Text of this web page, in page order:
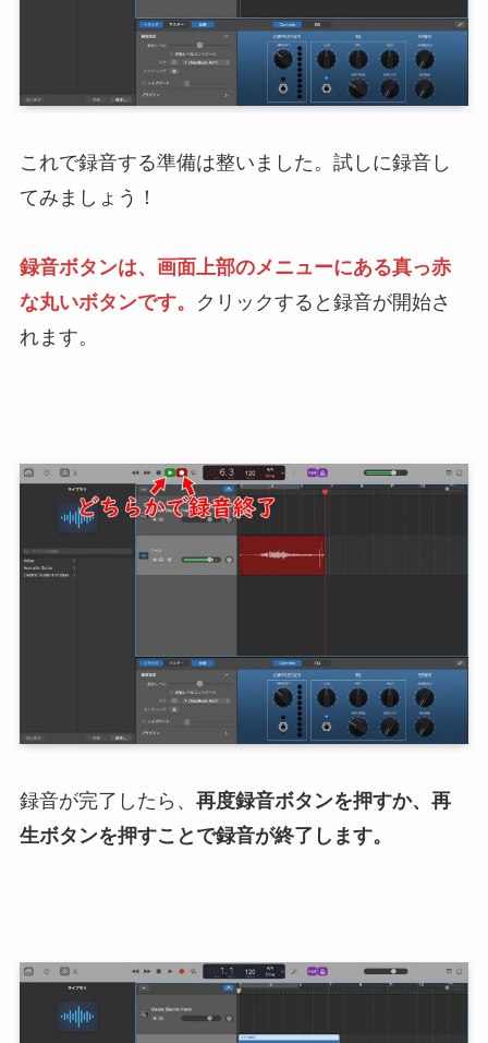
これで録音する準備は整いました。試しに録音し
てみましょう！
録音ボタンは、画面上部のメニューにある真っ赤
な丸いボタンです。
クリックすると録音が開始さ
れます。
録音が完了したら、 再度録音ボタンを押すか、再
生ボタンを押すことで録音が終了します。